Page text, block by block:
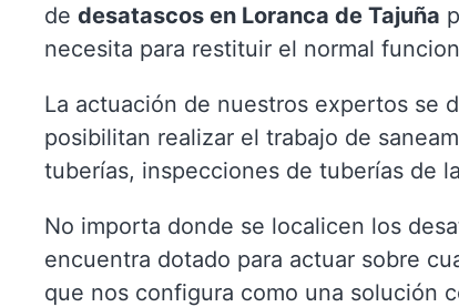
de desatascos en Loranca de Tajuña
necesita para restituir el normal
La actuación de nuestros expertos se
posibilitan realizar el trabajo de
tuberías, inspecciones de tuberías de
No importa donde se localicen los
encuentra dotado para actuar sobre
que nos configura como una solución